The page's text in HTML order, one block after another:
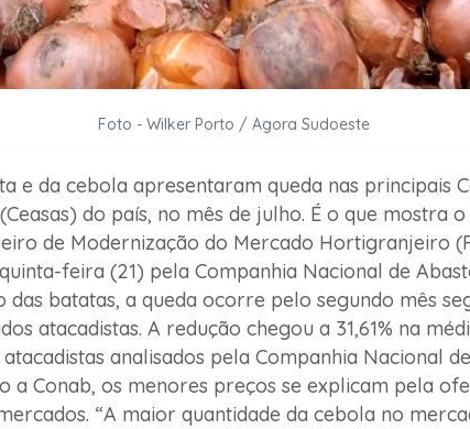
Foto - Wilker Porto / Agora Sudoeste
e da cebola apresentaram queda nas principais
do país, no mês de julho. É o que mostra
de Modernização do Mercado Hortigranjeiro
feira (21) pela Companhia Nacional de
das batatas, a queda ocorre pelo segundo mês
atacadistas. A redução chegou a 31,61% na
atacadistas analisados pela Companhia Nacional
a Conab, os menores preços se explicam pela
“A maior quantidade da cebola no